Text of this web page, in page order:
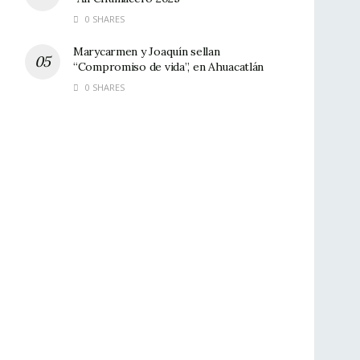
0 SHARES
Marycarmen y Joaquín sellan
“Compromiso de vida”, en Ahuacatlán
0 SHARES